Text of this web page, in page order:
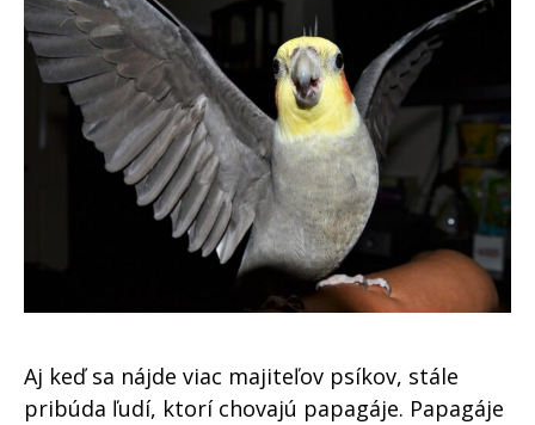
Aj keď sa nájde viac majiteľov psíkov, stále
pribúda ľudí, ktorí chovajú papagáje. Papagáje